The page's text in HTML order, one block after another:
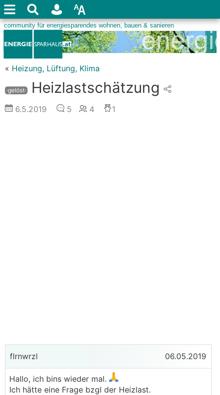
« Heizung, Lüftung, Klima
·gelöst· Heizlastschätzung
6.5.2019 5 4 1
flrnwrzl 06.05.2019
Hallo, ich bins wieder mal.
Ich hätte eine Frage bzgl der Heizlast.